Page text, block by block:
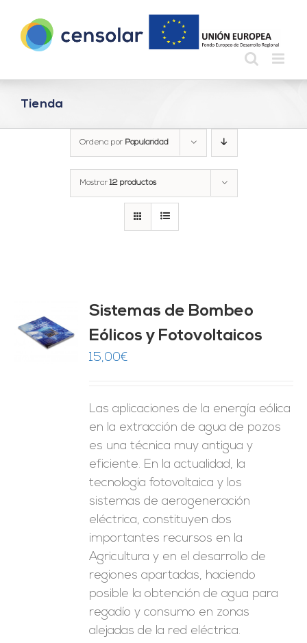
contenido
Tienda
Ordena por Popularidad
Mostrar12 productos
Sistemas de Bombeo
Eólicos y Fotovoltaicos
15,00€
Las aplicaciones de la energía eólica
en la extracción de agua de pozos
es una técnica muy antigua y
eficiente. En la actualidad, la
tecnología fotovoltaica y los
sistemas de aerogeneración
eléctrica, constituyen dos
importantes recursos en la
Agricultura y en el desarrollo de
regiones apartadas, haciendo
posible la obtención de agua para
regadío y consumo en zonas
alejadas de la red eléctrica.